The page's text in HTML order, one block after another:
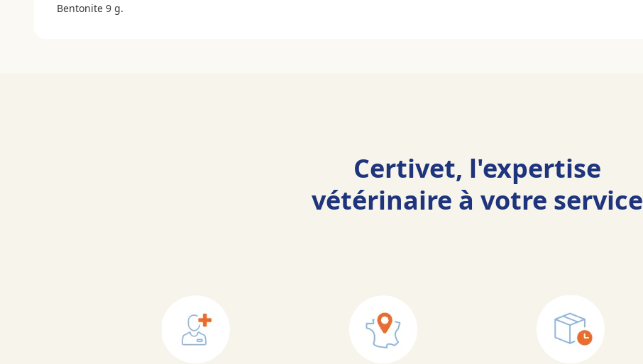
Bentonite 9 g.
Certivet, l'expertise
vétérinaire à votre service